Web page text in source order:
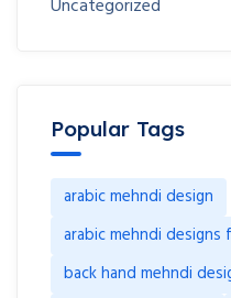
Uncategorized
Popular Tags
arabic mehndi design
arabic mehndi designs
back hand mehndi